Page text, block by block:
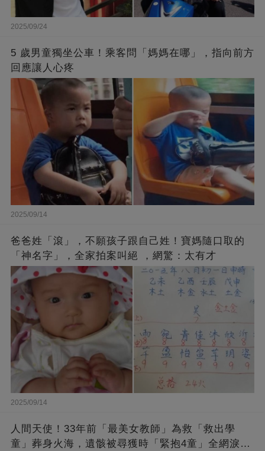
2025/09/24
5 歲男童獨坐公車！乘客問「媽媽在哪」，指向前方
回應讓人心疼
2025/09/14
爸爸姓「滾」，不願孩子跟自己姓！寶媽隨口取的
「神名字」，全家拍案叫絕 ，網驚：太有才
2025/09/14
人間天使！33年前「最美女教師」為救「救出學
童」葬身火海，遺骸被尋獲時「緊抱4童」全網淚